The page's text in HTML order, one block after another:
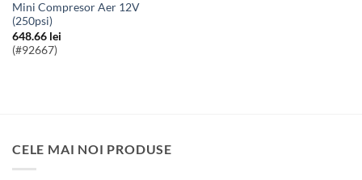
Mini Compresor Aer 12V
(250psi)
648.66 lei
(#92667)
CELE MAI NOI PRODUSE